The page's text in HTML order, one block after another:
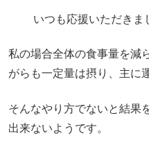
いつも応援いただきま
私の場合全体の食事量を減
がらも一定量は摂り、主に
そんなやり方でないと結果
出来ないようです。